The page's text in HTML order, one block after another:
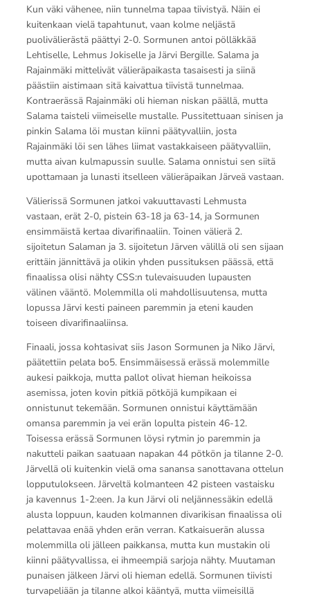
Kun väki vähenee, niin tunnelma tapaa tiivistyä. Näin ei
kuitenkaan vielä tapahtunut, vaan kolme neljästä
puolivälierästä päättyi 2-0. Sormunen antoi pölläkkää
Lehtiselle, Lehmus Jokiselle ja Järvi Bergille. Salama ja
Rajainmäki mittelivät välieräpaikasta tasaisesti ja siinä
päästiin aistimaan sitä kaivattua tiivistä tunnelmaa.
Kontraerässä Rajainmäki oli hieman niskan päällä, mutta
Salama taisteli viimeiselle mustalle. Pussitettuaan sinisen ja
pinkin Salama löi mustan kiinni päätyvalliin, josta
Rajainmäki löi sen lähes liimat vastakkaiseen päätyvalliin,
mutta aivan kulmapussin suulle. Salama onnistui sen siitä
upottamaan ja lunasti itselleen välieräpaikan Järveä vastaan.
Välierissä Sormunen jatkoi vakuuttavasti Lehmusta
vastaan, erät 2-0, pistein 63-18 ja 63-14, ja Sormunen
ensimmäistä kertaa divarifinaaliin. Toinen välierä 2.
sijoitetun Salaman ja 3. sijoitetun Järven välillä oli sen sijaan
erittäin jännittävä ja olikin yhden pussituksen päässä, että
finaalissa olisi nähty CSS:n tulevaisuuden lupausten
välinen vääntö. Molemmilla oli mahdollisuutensa, mutta
lopussa Järvi kesti paineen paremmin ja eteni kauden
toiseen divarifinaaliinsa.
Finaali, jossa kohtasivat siis Jason Sormunen ja Niko Järvi,
päätettiin pelata bo5. Ensimmäisessä erässä molemmille
aukesi paikkoja, mutta pallot olivat hieman heikoissa
asemissa, joten kovin pitkiä pötköjä kumpikaan ei
onnistunut tekemään. Sormunen onnistui käyttämään
omansa paremmin ja vei erän lopulta pistein 46-12.
Toisessa erässä Sormunen löysi rytmin jo paremmin ja
nakutteli paikan saatuaan napakan 44 pötkön ja tilanne 2-0.
Järvellä oli kuitenkin vielä oma sanansa sanottavana ottelun
lopputulokseen. Järveltä kolmanteen 42 pisteen vastaisku
ja kavennus 1-2:een. Ja kun Järvi oli neljännessäkin edellä
alusta loppuun, kauden kolmannen divarikisan finaalissa oli
pelattavaa enää yhden erän verran. Katkaisuerän alussa
molemmilla oli jälleen paikkansa, mutta kun mustakin oli
kiinni päätyvallissa, ei ihmeempiä sarjoja nähty. Muutaman
punaisen jälkeen Järvi oli hieman edellä. Sormunen tiivisti
turvapeliään ja tilanne alkoi kääntyä, mutta viimeisillä